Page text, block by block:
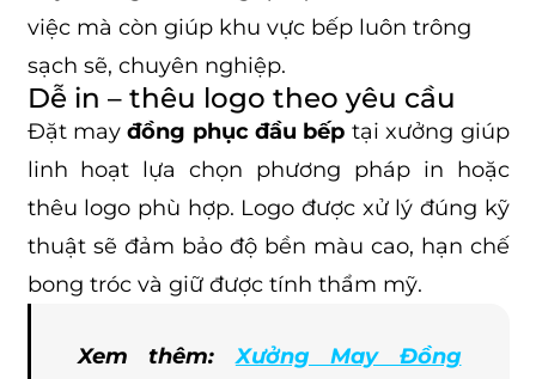
việc mà còn giúp khu vực bếp luôn trông
sạch sẽ, chuyên nghiệp.
Dễ in – thêu logo theo yêu cầu
Đặt mayđồng phục đầu bếp tại xưởng giúp
linh hoạt lựa chọn phương pháp in hoặc
thêu logo phù hợp. Logo được xử lý đúng kỹ
thuật sẽ đảm bảo độ bền màu cao, hạn chế
bong tróc và giữ được tính thẩm mỹ.
Xem thêm:Xưởng May Đồng